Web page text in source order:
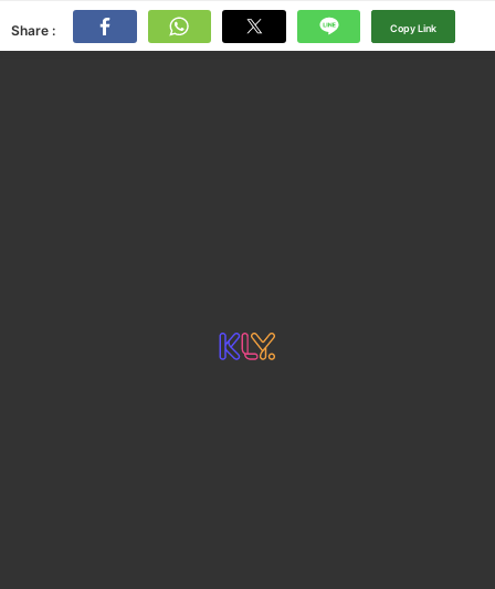
Share : Copy Link